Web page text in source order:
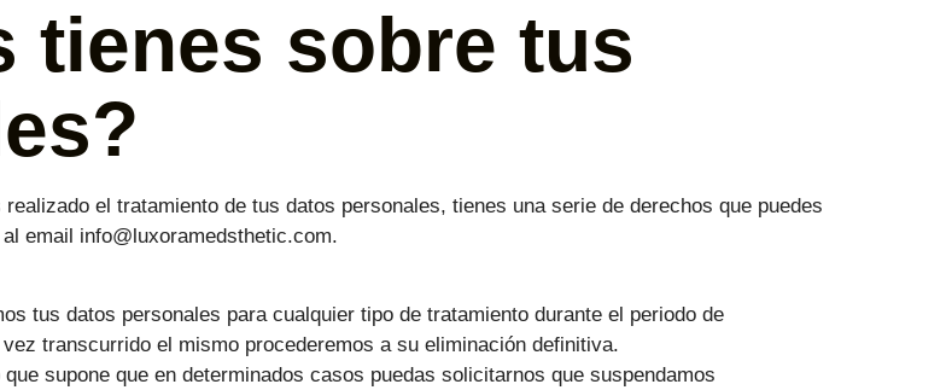
tienes sobre tus
el tratamiento de tus datos personales, tienes una serie de derechos que puedes
email info@luxoramedsthetic.com.
tus datos personales para cualquier tipo de tratamiento durante el periodo de
transcurrido el mismo procederemos a su eliminación definitiva.
supone que en determinados casos puedas solicitarnos que suspendamos